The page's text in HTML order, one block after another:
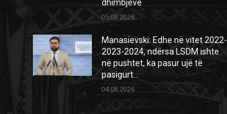
dhimbjeve
05.08.2026
Manasievski: Edhe në vitet 2022-
2023-2024, ndërsa LSDM ishte
në pushtet, ka pasur ujë të
pasigurt…
04.08.2026